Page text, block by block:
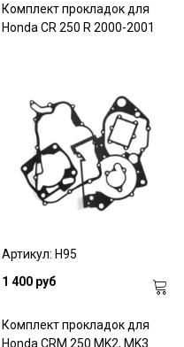
Комплект прокладок для
Honda CR 250 R 2000-2001
Артикул: H95
1 400 руб
Комплект прокладок для
Honda CRM 250 MK2, MK3